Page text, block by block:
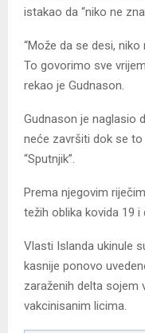
istakao da “niko ne
“Može da se desi,
To govorimo sve
rekao je Gudnason.
Gudnason je naglasio
neće završiti dok se
“Sputnjik”.
Prema njegovim
težih oblika kovida 19
Vlasti Islanda ukinule
kasnije ponovo
zaraženih delta sojem
vakcinisanim licima.